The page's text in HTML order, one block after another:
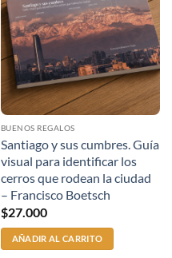
BUENOS REGALOS
Santiago y sus cumbres. Guía
visual para identificar los
cerros que rodean la ciudad
– Francisco Boetsch
$27.000
AÑADIR AL CARRITO